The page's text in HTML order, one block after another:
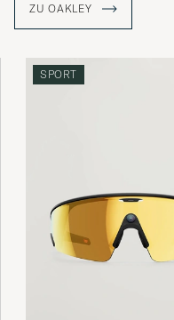
ZU OAKLEY
SPORT